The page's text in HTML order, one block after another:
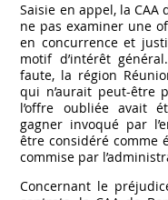
Saisie en appel, la
ne pas examiner une
en concurrence et
motif d’intérêt
faute, la région
qui n’aurait peut-être
l’offre oubliée avait
gagner invoqué par
être considéré comme
commise par
Concernant le